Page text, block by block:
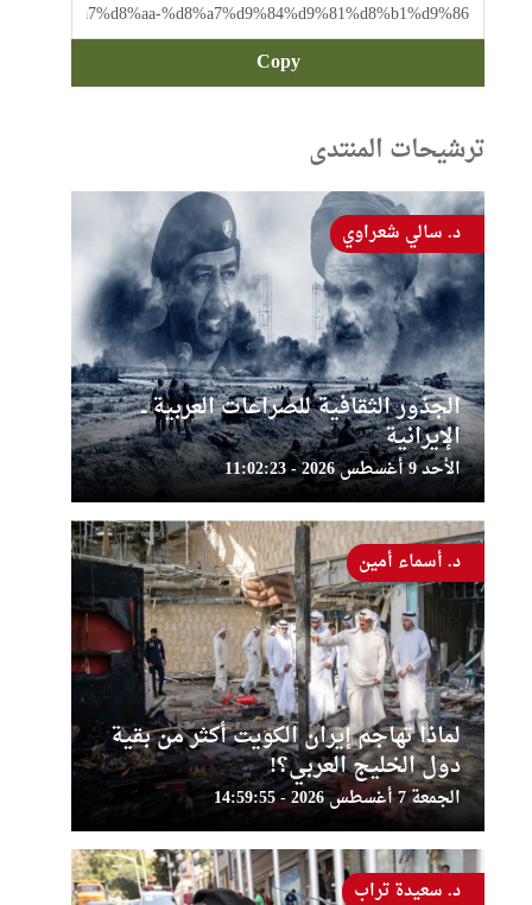
Copy
ترشيحات المنتدى
الجذور الثقافية للصراعات العربية ــ
الإيرانية
الأحد 9 أغسطس 2026 - 11:02:23
د. سالي شعراوي
لماذا تهاجم إيران الكويت أكثر من بقية
دول الخليج العربي؟!
الجمعة 7 أغسطس 2026 - 14:59:55
د. أسماء أمين
د. سعيدة تراب